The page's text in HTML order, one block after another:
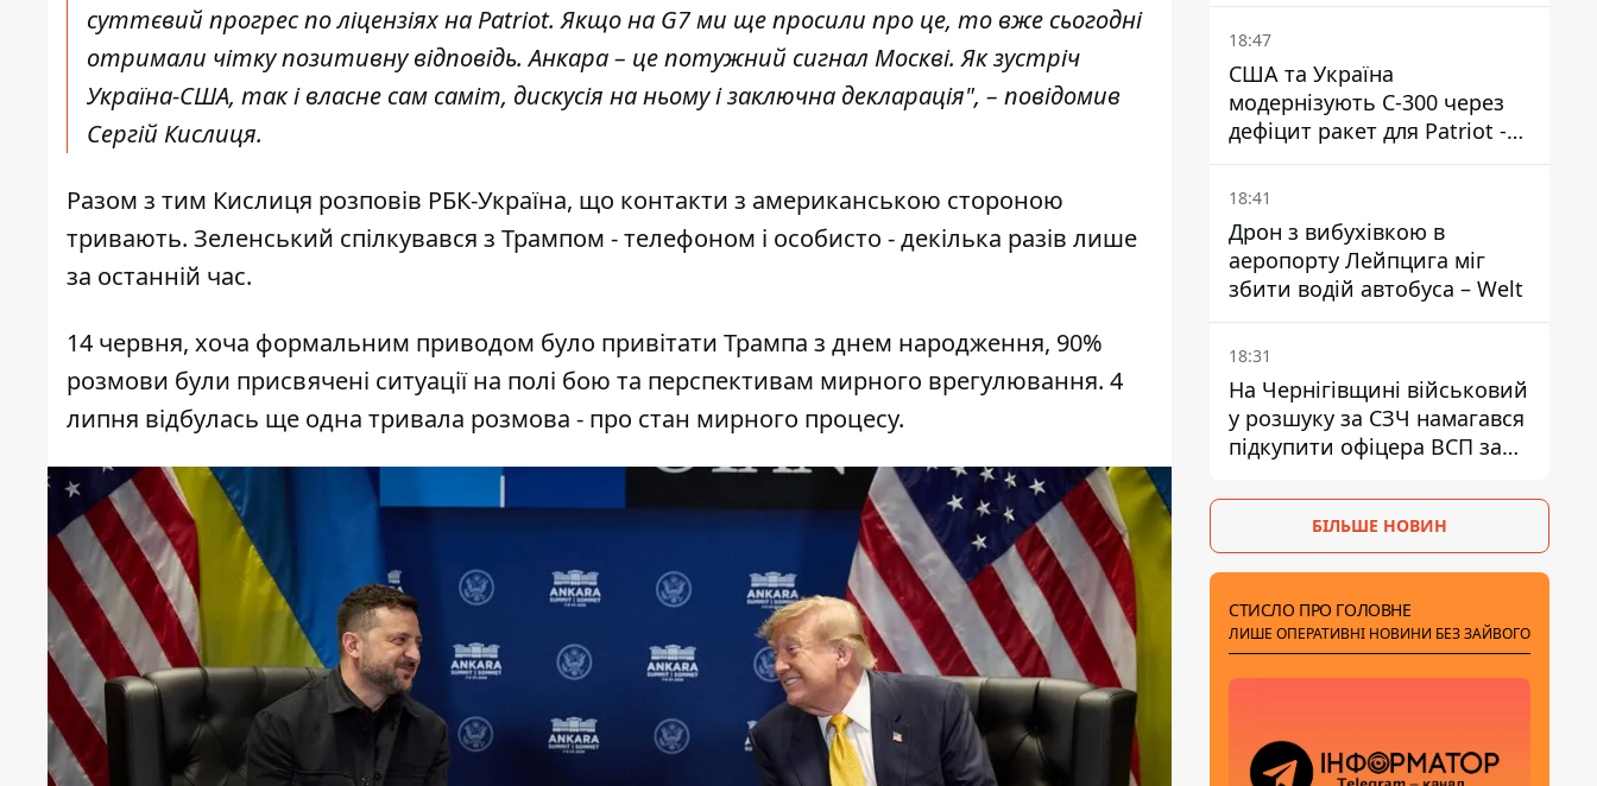
суттєвий прогрес по ліцензіях на Patriot. Якщо на G7 ми ще просили про це, то вже сьогодні
отримали чітку позитивну відповідь. Анкара – це потужний сигнал Москві. Як зустріч
Україна-США, так і власне сам саміт, дискусія на ньому і заключна декларація", – повідомив
Сергій Кислиця.
Разом з тим Кислиця розповів РБК-Україна, що контакти з американською стороною
тривають. Зеленський спілкувався з Трампом - телефоном і особисто - декілька разів лише
за останній час.
14 червня, хоча формальним приводом було привітати Трампа з днем народження, 90%
розмови були присвячені ситуації на полі бою та перспективам мирного врегулювання. 4
липня відбулась ще одна тривала розмова - про стан мирного процесу.
18:47
США та Україна
модернізують С-300 через
дефіцит ракет для Patriot -
ЗМІ
18:41
Дрон з вибухівкою в
аеропорту Лейпцига міг
збити водій автобуса – Welt
18:31
На Чернігівщині військовий
у розшуку за СЗЧ намагався
підкупити офіцера ВСП за
БІЛЬШЕ НОВИН
СТИСЛО ПРО ГОЛОВНЕ
ЛИШЕ ОПЕРАТИВНІ НОВИНИ БЕЗ ЗАЙВОГО